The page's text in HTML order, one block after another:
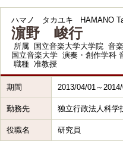
ハマノ タカユキ HAMANO
濵野 峻行
所属
国立音楽大学大学院 音
国立音楽大学 演奏・創作学科
職種 准教授
期間 2013/04/01～
勤務先 独立行政法人科学
役職名 研究員